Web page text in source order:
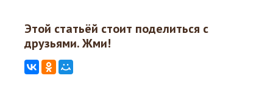
Этой статьёй стоит поделиться с
друзьями. Жми!